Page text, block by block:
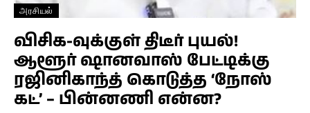
அரசியல்
விசிக-வுக்குள் திடீர் புயல்!
ஆளூர் ஷானவாஸ் பேட்டிக்கு
ரஜினிகாந்த் கொடுத்த ‘நோஸ்
கட்’ – பின்னணி என்ன?